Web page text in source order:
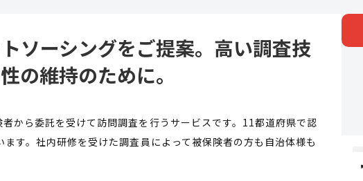
ソーシングをご提案。高い調査技
の維持のために。
から委託を受けて訪問調査を行うサービスです。11都道府県で認
す。社内研修を受けた調査員によって被保険者の方も自治体様も